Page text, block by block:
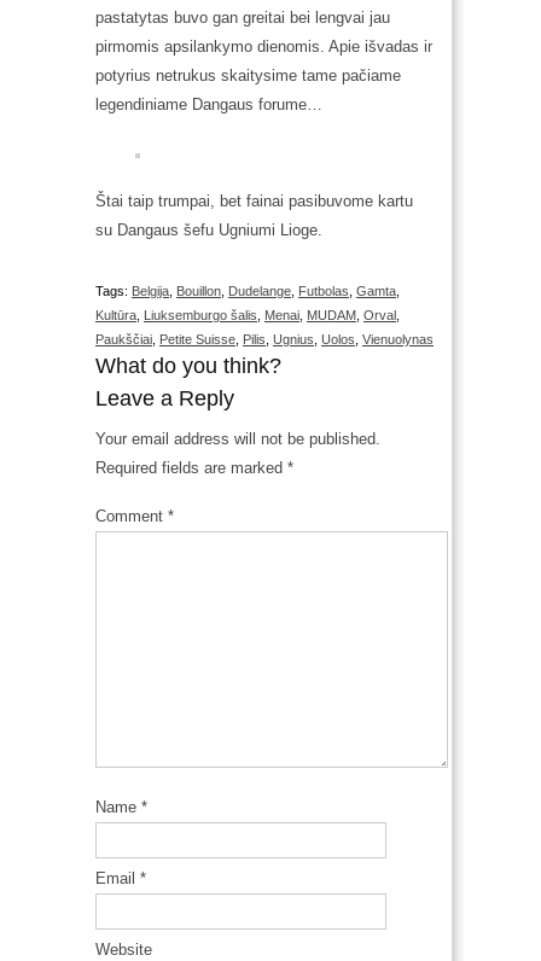
pastatytas buvo gan greitai bei lengvai jau
pirmomis apsilankymo dienomis. Apie išvadas ir
potyrius netrukus skaitysime tame pačiame
legendiniame Dangaus forume…
Štai taip trumpai, bet fainai pasibuvome kartu
su Dangaus šefu Ugniumi Lioge.
Tags: Belgija Bouillon Dudelange Futbolas Gamta
Kultūra
Liuksemburgo šalis Menai MUDAM Orval
Paukščiai
Petite Suisse Pilis Ugnius Uolos Vienuolynas
What do you think?
Leave a Reply
Your email address will not be published.
Required fields are marked *
Comment *
Name *
Email *
Website